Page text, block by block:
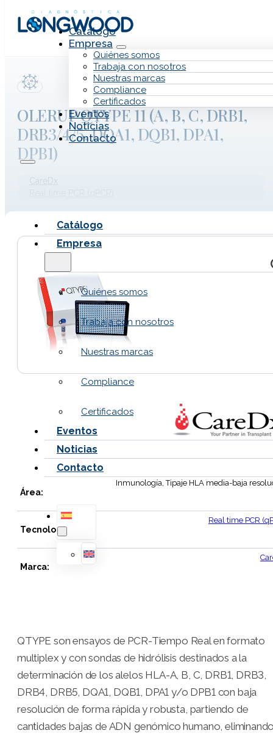
Saltar al contenido principal
Catálogo
Empresa
Quiénes somos
Trabaja con nosotros
Nuestras marcas
Compliance
Certificados
Eventos
Noticias
Contacto
Catálogo
Empresa
Quiénes somos
Trabaja con nosotros
Nuestras marcas
Compliance
Certificados
Eventos
Noticias
Contacto
OLERUP QTYPE 11 (A, B, C, DRB1,
DRB3/4/5, DQA1, DQB1, DPA1,
DPB1)
CareDx
QTYPE son ensayos de PCR-Tiempo Real en formato
multiplex y con sondas de hidrólisis destinados a la
determinación de los alelos HLA-A, B, C, DRB1, DRB3,
DRB4, DRB5, DQA1, DQB1, DPA1 y/o DPB1 con baja
resolución de forma rápida y robusta, partiendo de
cantidades bajas de ADN genómico humano,
Área:
Inmunología, Tipaje HLA media-baja
Tecnología:
Real time PCR
Marca: